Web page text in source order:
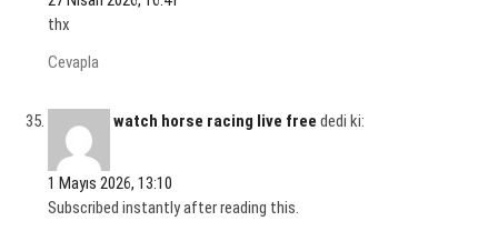
thx
Cevapla
watch horse racing live free dedi ki:
1 Mayıs 2026, 13:10
Subscribed instantly after reading this.